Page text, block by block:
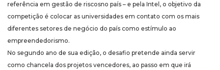
referência em gestão de riscosno país – e pela Intel, o objetivo da
competição é colocar as universidades em contato com os mais
diferentes setores de negócio do país como estímulo ao
empreendedorismo.
No segundo ano de sua edição, o desafio pretende ainda servir
como chancela dos projetos vencedores, ao passo em que irá